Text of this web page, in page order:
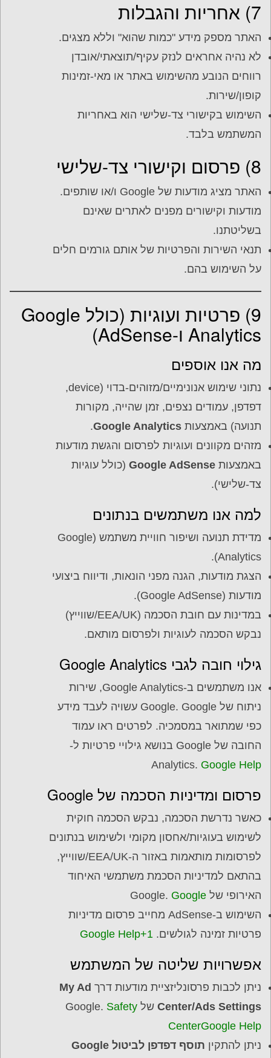
7) אחריות והגבלות
האתר מספק מידע "כמות שהוא" וללא מצגים.
לא נהיה אחראים לנזק עקיף/תוצאתי/אובדן
רווחים הנובע מהשימוש באתר או מאי-זמינות
קופון/שירות.
השימוש בקישורי צד-שלישי הוא באחריות
המשתמש בלבד.
8) פרסום וקישורי צד-שלישי
האתר מציג מודעות של Google ו/או שותפים.
מודעות וקישורים מפנים לאתרים שאינם
בשליטתנו.
תנאי השירות והפרטיות של אותם גורמים חלים
על השימוש בהם.
9) פרטיות ועוגיות (כולל Google
Analytics ו-AdSense)
מה אנו אוספים
נתוני שימוש אנונימיים/מזוהים-בדוי (device,
דפדפן, עמודים נצפים, זמן שהייה, מקורות
תנועה) באמצעות Google Analytics
.
מזהים מקוונים ועוגיות לפרסום והגשת מודעות
באמצעות Google AdSense (כולל עוגיות
צד-שלישי).
למה אנו משתמשים בנתונים
מדידת תנועה ושיפור חוויית משתמש (Google
Analytics).
הצגת מודעות, הגנה מפני הונאות, ודיווח ביצועי
מודעות (Google AdSense).
במדינות עם חובת הסכמה (EEA/UK/שווייץ)
נבקש הסכמה לעוגיות ולפרסום מותאם.
גילוי חובה לגבי Google Analytics
אנו משתמשים ב-Google Analytics, שירות
ניתוח של Google. Google עשויה לעבד מידע
כפי שמתואר במסמכיה. לפרטים ראו עמוד
החובה של Google בנושא גילויי פרטיות ל-
Analytics. Google Help
פרסום ומדיניות הסכמה של Google
כאשר נדרשת הסכמה, נבקש הסכמה חוקית
לשימוש בעוגיות/אחסון מקומי ולשימוש בנתונים
לפרסומות מותאמות באזור ה-EEA/UK/שווייץ,
בהתאם למדיניות הסכמת משתמשי האיחוד
האירופי של Google. Google
השימוש ב-AdSense מחייב פרסום מדיניות
פרטיות זמינה לגולשים. Google Help+1
אפשרויות שליטה של המשתמש
ניתן לכבות פרסונליזציית מודעות דרך My Ad
Center/Ads Settings של Google. Safety
CenterGoogle Help
ניתן להתקין
תוסף דפדפן לביטול Google